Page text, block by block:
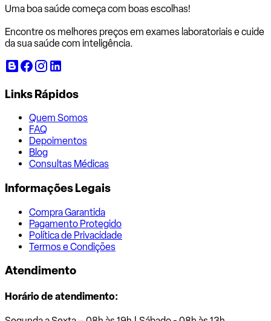
Uma boa saúde começa com boas escolhas!
Encontre os melhores preços em exames laboratoriais e cuide
da sua saúde com inteligência.
Links Rápidos
Quem Somos
FAQ
Depoimentos
Blog
Consultas Médicas
Informações Legais
Compra Garantida
Pagamento Protegido
Política de Privacidade
Termos e Condições
Atendimento
Horário de atendimento: